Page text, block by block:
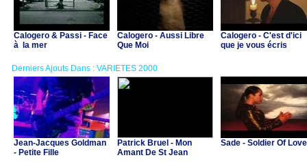
Calogero & Passi - Face
à la mer
Calogero - Aussi Libre
Que Moi
Calogero - C'est d'ici
que je vous écris
Derniers Ajouts Dans : VARIETES 2000
Jean-Jacques Goldman
- Petite Fille
Patrick Bruel - Mon
Amant De St Jean
Sade - Soldier Of Love